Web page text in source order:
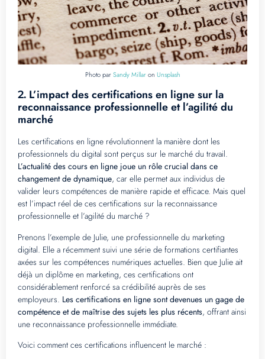
Photo parSandy Millaron Unsplash
2. L’impact des certifications en ligne sur la
reconnaissance professionnelle et l’agilité du
marché
Les certifications en ligne révolutionnent la manière dont les
professionnels du digital sont perçus sur le marché du travail.
L’actualité des cours en ligne joue un rôle crucial dans ce
changement de dynamique, car elle permet aux individus de
valider leurs compétences de manière rapide et efficace. Mais quel
est l’impact réel de ces certifications sur la reconnaissance
professionnelle et l’agilité du marché ?
Prenons l’exemple de Julie, une professionnelle du marketing
digital. Elle a récemment suivi une série de formations certifiantes
axées sur les compétences numériques actuelles. Bien que Julie ait
déjà un diplôme en marketing, ces certifications ont
considérablement renforcé sa crédibilité auprès de ses
employeurs. Les certifications en ligne sont devenues un gage de
compétence et de maîtrise des sujets les plus récents, offrant ainsi
une reconnaissance professionnelle immédiate.
Voici comment ces certifications influencent le marché :